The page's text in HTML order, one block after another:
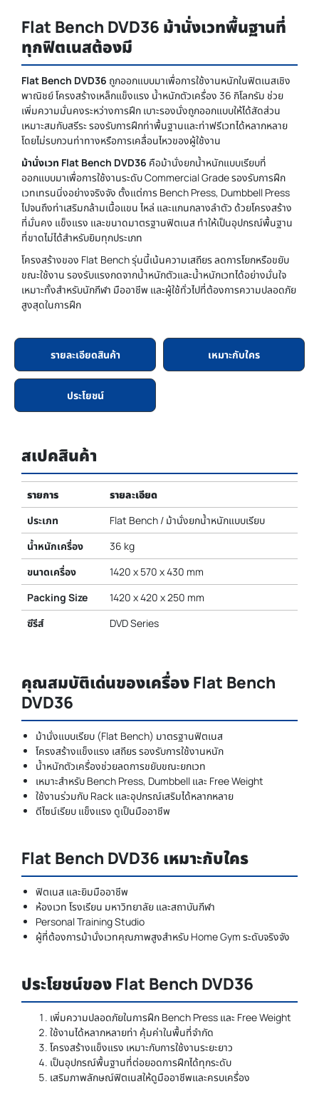
Flat Bench DVD36 ม้านั่งเวทพื้นฐานที่
ทุกฟิตเนสต้องมี
Flat Bench DVD36 ถูกออกแบบมาเพื่อการใช้งานหนักในฟิตเนสเชิง
พาณิชย์ โครงสร้างเหล็กแข็งแรง น้ำหนักตัวเครื่อง 36 กิโลกรัม ช่วย
เพิ่มความมั่นคงระหว่างการฝึก เบาะรองนั่งถูกออกแบบให้ได้สัดส่วน
เหมาะสมกับสรีระ รองรับการฝึกท่าพื้นฐานและท่าฟรีเวทได้หลากหลาย
โดยไม่รบกวนท่าทางหรือการเคลื่อนไหวของผู้ใช้งาน
ม้านั่งเวท Flat Bench DVD36 คือม้านั่งยกน้ำหนักแบบเรียบที่
ออกแบบมาเพื่อการใช้งานระดับ Commercial Grade รองรับการฝึก
เวทเทรนนิ่งอย่างจริงจัง ตั้งแต่การ Bench Press, Dumbbell Press
ไปจนถึงท่าเสริมกล้ามเนื้อแขน ไหล่ และแกนกลางลำตัว ด้วยโครงสร้าง
ที่มั่นคง แข็งแรง และขนาดมาตรฐานฟิตเนส ทำให้เป็นอุปกรณ์พื้นฐาน
ที่ขาดไม่ได้สำหรับยิมทุกประเภท
โครงสร้างของ Flat Bench รุ่นนี้เน้นความเสถียร ลดการโยกหรือขยับ
ขณะใช้งาน รองรับแรงกดจากน้ำหนักตัวและน้ำหนักเวทได้อย่างมั่นใจ
เหมาะทั้งสำหรับนักกีฬา มืออาชีพ และผู้ใช้ทั่วไปที่ต้องการความปลอดภัย
สูงสุดในการฝึก
รายละเอียดสินค้า เหมาะกับใคร
ประโยชน์
สเปคสินค้า
รายการ
รายละเอียด
ประเภท
Flat Bench / ม้านั่งยกน้ำหนักแบบเรียบ
น้ำหนักเครื่อง
36 kg
ขนาดเครื่อง
1420 x 570 x 430 mm
Packing Size
1420 x 420 x 250 mm
ซีรีส์
DVD Series
คุณสมบัติเด่นของเครื่อง Flat Bench
DVD36
ม้านั่งแบบเรียบ (Flat Bench) มาตรฐานฟิตเนส
โครงสร้างแข็งแรง เสถียร รองรับการใช้งานหนัก
น้ำหนักตัวเครื่องช่วยลดการขยับขณะยกเวท
เหมาะสำหรับ Bench Press, Dumbbell และ Free Weight
ใช้งานร่วมกับ Rack และอุปกรณ์เสริมได้หลากหลาย
ดีไซน์เรียบ แข็งแรง ดูเป็นมืออาชีพ
Flat Bench DVD36 เหมาะกับใคร
ฟิตเนส และยิมมืออาชีพ
ห้องเวท โรงเรียน มหาวิทยาลัย และสถาบันกีฬา
Personal Training Studio
ผู้ที่ต้องการม้านั่งเวทคุณภาพสูงสำหรับ Home Gym ระดับจริงจัง
ประโยชน์ของ Flat Bench DVD36
เพิ่มความปลอดภัยในการฝึก Bench Press และ Free Weight
ใช้งานได้หลากหลายท่า คุ้มค่าในพื้นที่จำกัด
โครงสร้างแข็งแรง เหมาะกับการใช้งานระยะยาว
เป็นอุปกรณ์พื้นฐานที่ต่อยอดการฝึกได้ทุกระดับ
เสริมภาพลักษณ์ฟิตเนสให้ดูมืออาชีพและครบเครื่อง